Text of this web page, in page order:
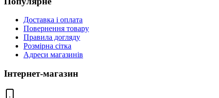
Доставка і оплата
Повернення товару
Правила догляду
Розмірна сітка
Адреси магазинів
Інтернет-магазин